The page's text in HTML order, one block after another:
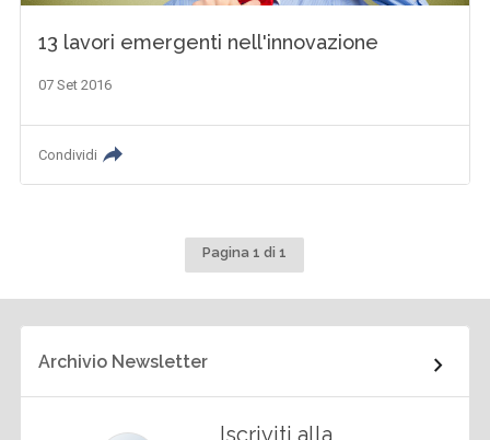
13 lavori emergenti nell'innovazione
07 Set 2016
Condividi
Pagina 1 di 1
Archivio Newsletter